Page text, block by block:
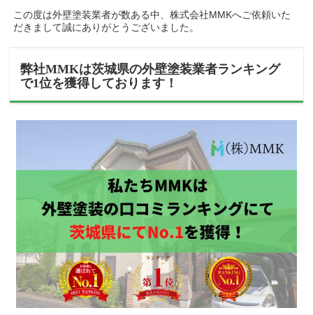
この度は外壁塗装業者が数ある中、株式会社MMKへご依頼いた
だきまして誠にありがとうございました。
弊社MMKは茨城県の外壁塗装業者ランキング
で1位を獲得しております！